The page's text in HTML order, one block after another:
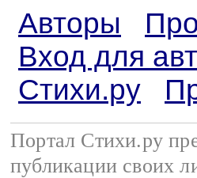
Авторы
Вход для
Стихи.ру
Портал Стихи.ру
публикации своих